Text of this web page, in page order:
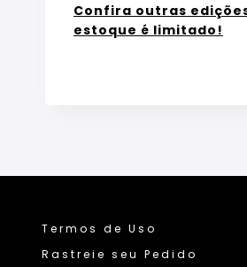
Confira outras
estoque é limitado!
Termos de Uso
Rastreie seu Pedido